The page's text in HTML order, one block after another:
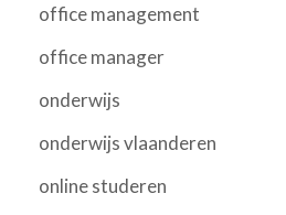
office management
office manager
onderwijs
onderwijs vlaanderen
online studeren